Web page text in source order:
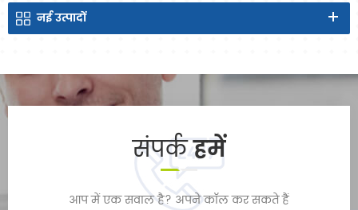
नईउत्पादों
संपर्कहमें
आप में एक सवाल है? अपने कॉल कर सकते हैं